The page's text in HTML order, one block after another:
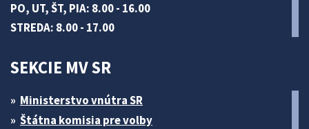
PO, UT, ŠT, PIA: 8.00 - 16.00
STREDA: 8.00 - 17.00
SEKCIE MV SR
Ministerstvo vnútra SR
Štátna komisia pre volby